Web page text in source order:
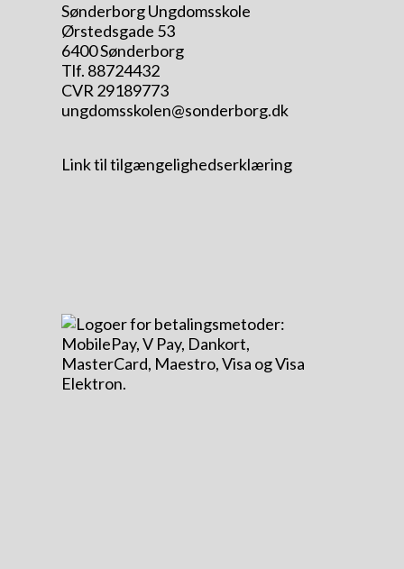
Sønderborg Ungdomsskole
Ørstedsgade 53
6400 Sønderborg
Tlf. 88724432
CVR 29189773
ungdomsskolen@sonderborg.dk
Link til tilgængelighedserklæring